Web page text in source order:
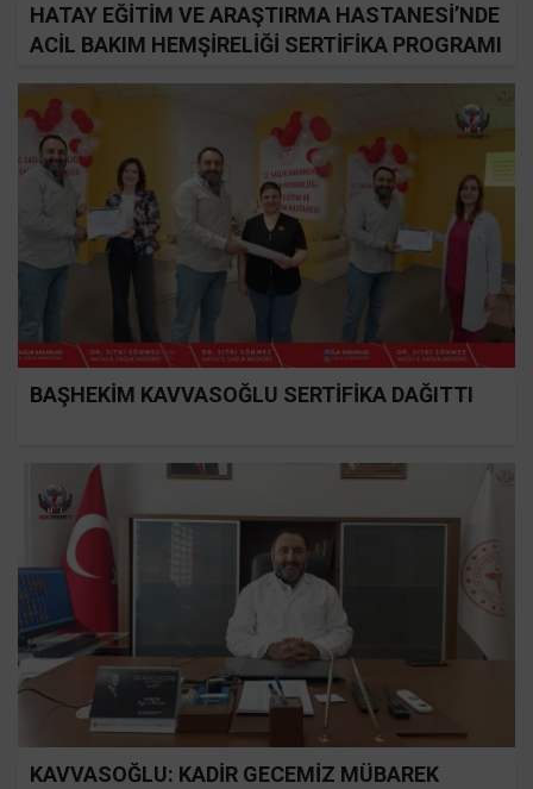
HATAY EĞİTİM VE ARAŞTIRMA HASTANESİ’NDE
ACİL BAKIM HEMŞİRELİĞİ SERTİFİKA PROGRAMI
BAŞHEKİM KAVVASOĞLU SERTİFİKA DAĞITTI
KAVVASOĞLU: KADİR GECEMİZ MÜBAREK